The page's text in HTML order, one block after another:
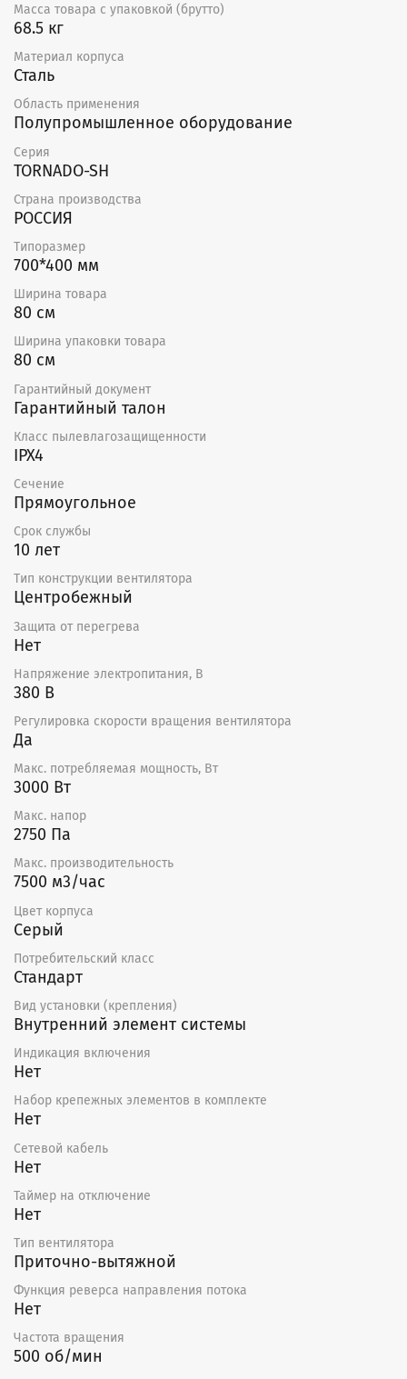
Масса товара с упаковкой (брутто)
68.5 кг
Материал корпуса
Сталь
Область применения
Полупромышленное оборудование
Серия
TORNADO-SH
Страна производства
РОССИЯ
Типоразмер
700*400 мм
Ширина товара
80 см
Ширина упаковки товара
80 см
Гарантийный документ
Гарантийный талон
Класс пылевлагозащищенности
IPX4
Сечение
Прямоугольное
Срок службы
10 лет
Тип конструкции вентилятора
Центробежный
Защита от перегрева
Нет
Напряжение электропитания, В
380 В
Регулировка скорости вращения вентилятора
Да
Макс. потребляемая мощность, Вт
3000 Вт
Макс. напор
2750 Па
Макс. производительность
7500 м3/час
Цвет корпуса
Серый
Потребительский класс
Стандарт
Вид установки (крепления)
Внутренний элемент системы
Индикация включения
Нет
Набор крепежных элементов в комплекте
Нет
Сетевой кабель
Нет
Таймер на отключение
Нет
Тип вентилятора
Приточно-вытяжной
Функция реверса направления потока
Нет
Частота вращения
500 об/мин